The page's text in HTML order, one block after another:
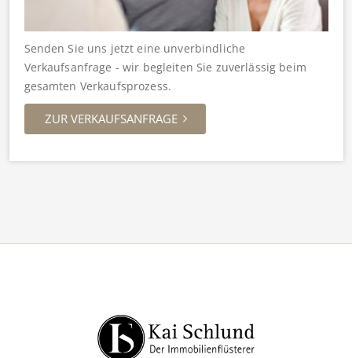
Senden Sie uns jetzt eine unverbindliche
Verkaufsanfrage - wir begleiten Sie zuverlässig beim
gesamten Verkaufsprozess.
ZUR VERKAUFSANFRAGE